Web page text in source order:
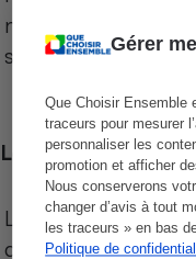
Gérer
Que Choisir Ensemble
traceurs pour mesurer
personnaliser les
promotion et afficher
Nous conserverons
changer d’avis à tout
les traceurs » en bas
Politique de
niveau de prix des
sur le territoire
Les comparaisons
Les comparaisons
des produits des